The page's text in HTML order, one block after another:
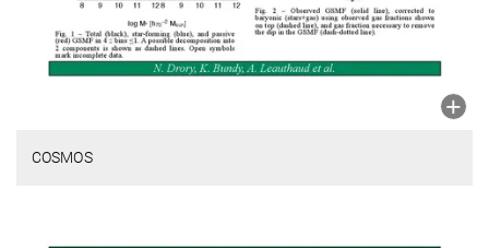
COSMOS